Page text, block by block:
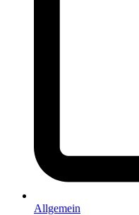
Allgemein